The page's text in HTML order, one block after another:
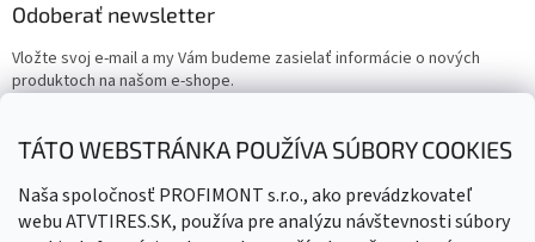
TÁTO WEBSTRÁNKA POUŽÍVA SÚBORY COOKIES
Naša spoločnosť PROFIMONT s.r.o., ako prevádzkovateľ
webu ATVTIRES.SK, používa pre analýzu návštevnosti súbory
Odoberať newsletter
Vložte svoj e-mail a my Vám budeme zasielať informácie o nových
produktoch na našom e-shope.
Email
Vložením e-mailu súhlasíte spodmienkami ochrany osobných
údajov